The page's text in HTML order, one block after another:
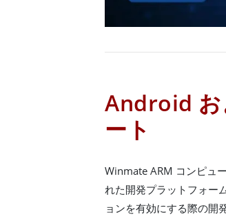
Android お
ート
Winmate ARM コンピュ
れた開発プラットフォー
ョンを有効にする際の開